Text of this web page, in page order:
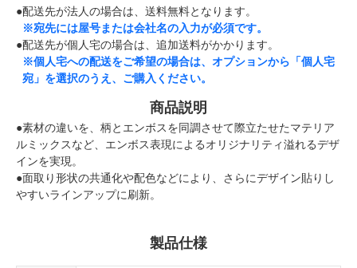
●配送先が法人の場合は、送料無料となります。
※宛先には屋号または会社名の入力が必須です。
●配送先が個人宅の場合は、追加送料がかかります。
※個人宅への配送をご希望の場合は、オプションから「個人宅
宛」を選択のうえ、ご購入ください。
商品説明
●素材の違いを、柄とエンボスを同調させて際立たせたマテリア
ルミックスなど、エンボス表現によるオリジナリティ溢れるデザ
インを実現。
●面取り形状の共通化や配色などにより、さらにデザイン貼りし
やすいラインアップに刷新。
製品仕様